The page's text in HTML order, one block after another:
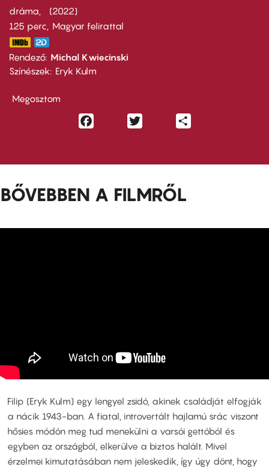
dráma
2022
125 perc,
Magyar felirattal
Rendező Michal Kwiecinski
Színészek
Eryk Kulm
Megosztom
Facebook
BŐVEBBEN A FILMRŐL
Filip (Eryk Kulm) egy lengyel zsidó, akinek családját elfogják
a nácik 1943-ban. A fiatal, introvertált hajlamú srác viszont
hősies módón meg tud menekülni a varsói gettóból és
egyben az országból, elkerülve a biztos halált. Mivel
érzelmei kimutatásában nem jeleskedik, így úgy dönt, hogy